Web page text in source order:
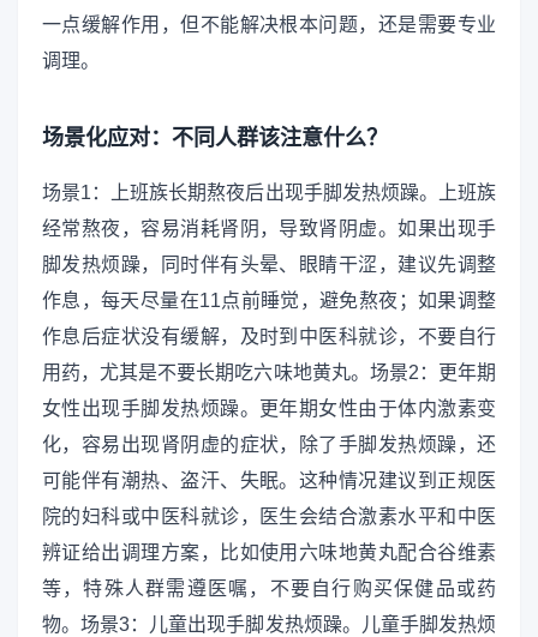
一点缓解作用，但不能解决根本问题，还是需要专业
调理。
场景化应对：不同人群该注意什么？
场景1：上班族长期熬夜后出现手脚发热烦躁。上班族
经常熬夜，容易消耗肾阴，导致肾阴虚。如果出现手
脚发热烦躁，同时伴有头晕、眼睛干涩，建议先调整
作息，每天尽量在11点前睡觉，避免熬夜；如果调整
作息后症状没有缓解，及时到中医科就诊，不要自行
用药，尤其是不要长期吃六味地黄丸。场景2：更年期
女性出现手脚发热烦躁。更年期女性由于体内激素变
化，容易出现肾阴虚的症状，除了手脚发热烦躁，还
可能伴有潮热、盗汗、失眠。这种情况建议到正规医
院的妇科或中医科就诊，医生会结合激素水平和中医
辨证给出调理方案，比如使用六味地黄丸配合谷维素
等，特殊人群需遵医嘱，不要自行购买保健品或药
物。场景3：儿童出现手脚发热烦躁。儿童手脚发热烦